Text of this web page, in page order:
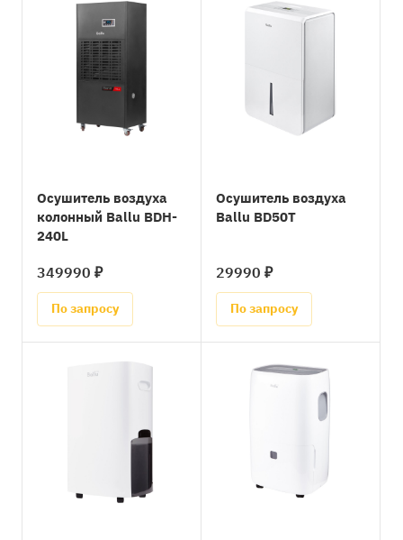
Осушитель воздуха
колонный Ballu BDH-
240L
349990 ₽
По запросу
Осушитель воздуха
Ballu BD50T
29990 ₽
По запросу